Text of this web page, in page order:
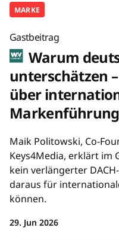
MARKE
Gastbeitrag
Warum
unterschätzen
über
Maik Politowski, Co-
Keys4Media, erklärt im
kein verlängerter
daraus für
können.
29. Jun 2026